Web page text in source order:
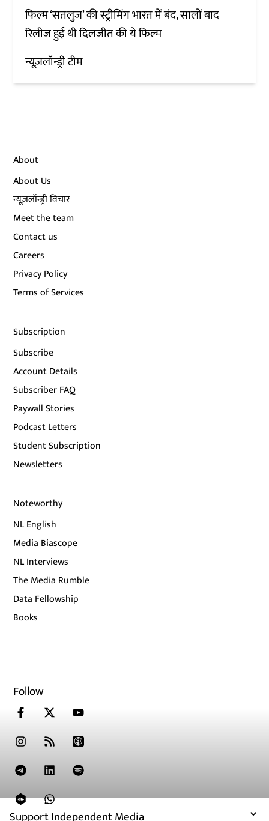
Support Independent Media
फिल्म ‘सतलुज’ की स्ट्रीमिंग भारत में बंद, सालों बाद
रिलीज हुई थी दिलजीत की ये फिल्म
न्यूज़लॉन्ड्री टीम
About
About Us
न्यूज़लॉन्ड्री विचार
Meet the team
Contact us
Careers
Privacy Policy
Terms of Services
Subscription
Subscribe
Account Details
Subscriber FAQ
Paywall Stories
Podcast Letters
Student Subscription
Newsletters
Noteworthy
NL English
Media Biascope
NL Interviews
The Media Rumble
Data Fellowship
Books
Follow